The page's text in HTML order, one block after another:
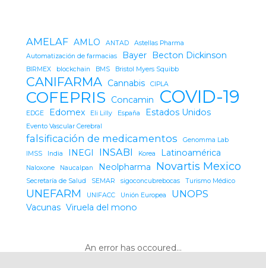
AMELAF AMLO ANTAD
Astellas Pharma
Automatización de farmacias
Bayer Becton Dickinson
BIRMEX blockchain BMS Bristol Myers Squibb
CANIFARMA Cannabis CIPLA
COFEPRIS Concamin COVID-19
EDGE Edomex Eli Lilly España Estados Unidos
Evento Vascular Cerebral
falsificación de medicamentos
Genomma Lab
IMSS
India INEGI INSABI Korea Latinoamérica
Naloxone Naucalpan Neolpharma Novartis Mexico
Secretaría de Salud SEMAR sigoconcubrebocas Turismo Médico
UNEFARM UNIFACC Unión Europea UNOPS
Vacunas Viruela del mono
An error has occoured...